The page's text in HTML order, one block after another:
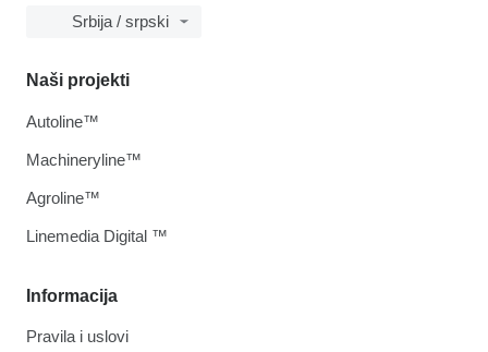
Srbija / srpski
Informacija
Pravila i uslovi
Naši projekti
Autoline™
Machineryline™
Agroline™
Linemedia Digital ™